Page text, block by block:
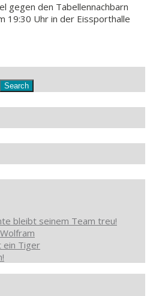
gegen den Tabellennachbarn
19:30 Uhr in der Eissporthalle
bleibt seinem Team treu!
ein Tiger